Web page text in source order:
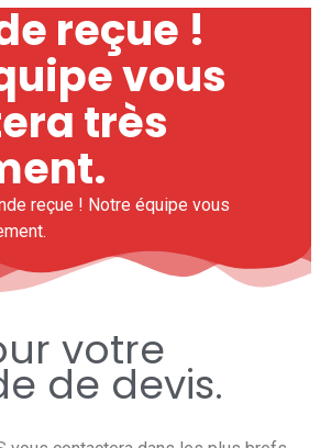
reçue !
vous
très
reçue ! Notre équipe vous
votre
de devis.